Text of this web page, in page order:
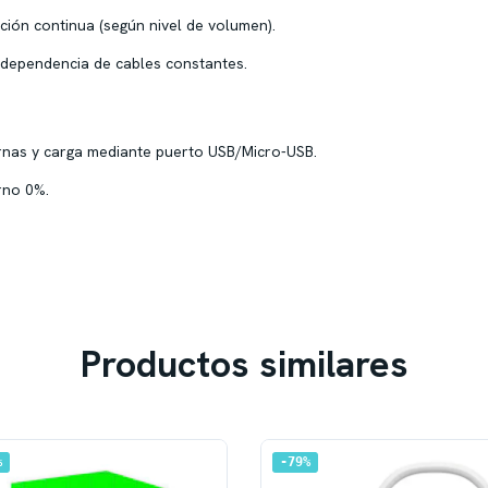
continua (según nivel de volumen).
de cables constantes.
y carga mediante puerto USB/Micro-USB.
0%.
Productos similares
79%